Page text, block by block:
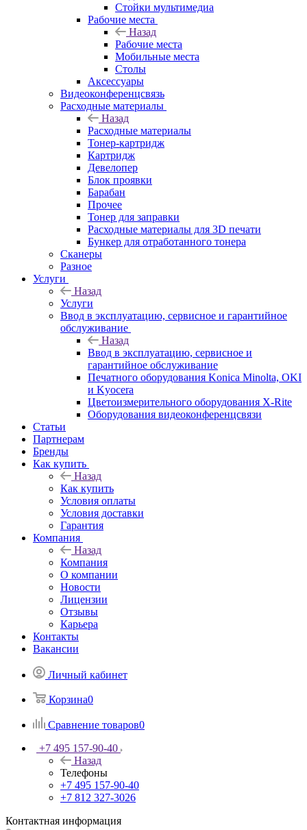
Стойки мультимедиа
Рабочие места
Назад
Рабочие места
Мобильные места
Столы
Аксессуары
Видеоконференцсвязь
Расходные материалы
Назад
Расходные материалы
Тонер-картридж
Картридж
Девелопер
Блок проявки
Барабан
Прочее
Тонер для заправки
Расходные материалы для 3D печати
Бункер для отработанного тонера
Сканеры
Разное
Услуги
Назад
Услуги
Ввод в эксплуатацию, сервисное и гарантийное
обслуживание
Назад
Ввод в эксплуатацию, сервисное и
гарантийное обслуживание
Печатного оборудования Konica Minolta, OKI
и Kyocera
Цветоизмерительного оборудования X-Rite
Оборудования видеоконференцсвязи
Статьи
Партнерам
Бренды
Как купить
Назад
Как купить
Условия оплаты
Условия доставки
Гарантия
Компания
Назад
Компания
О компании
Новости
Лицензии
Отзывы
Карьера
Контакты
Вакансии
Личный кабинет
Корзина0
Сравнение товаров0
+7 495 157-90-40
Назад
Телефоны
+7 495 157-90-40
+7 812 327-3026
Контактная информация